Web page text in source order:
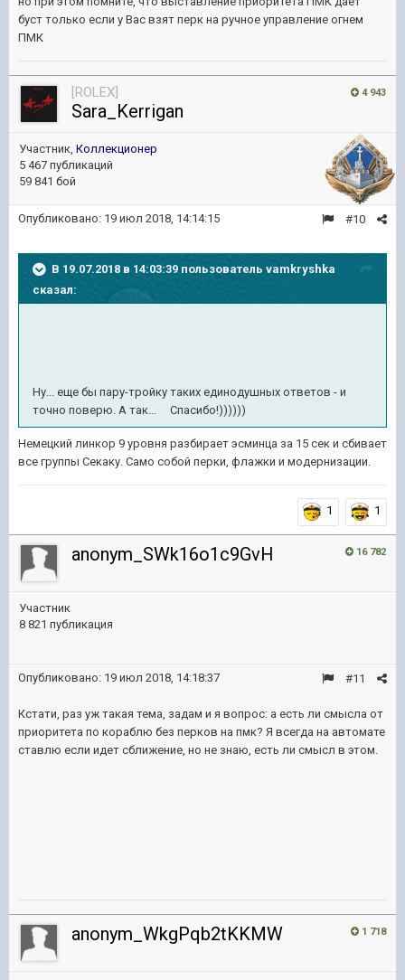
буст только если у Вас взят перк на ручное управление огнем
ПМК
4 943
[ROLEX]
Sara_Kerrigan
Участник, Коллекционер
5 467 публикаций
59 841 бой
#10
Опубликовано: 19 июл 2018, 14:14:15
В 19.07.2018 в 14:03:39 пользователь vamkryshka
сказал:
Ну... еще бы пару-тройку таких единодушных ответов - и
точно поверю. А так... Спасибо!))))))
Немецкий линкор 9 уровня разбирает эсминца за 15 сек и сбивает
все группы Секаку. Само собой перки, флажки и модернизации.
1 1
16 782
anonym_SWk16o1c9GvH
Участник
8 821 публикация
#11
Опубликовано: 19 июл 2018, 14:18:37
Кстати, раз уж такая тема, задам и я вопрос: а есть ли смысла от
приоритета по кораблю без перков на пмк? Я всегда на автомате
ставлю если идет сближение, но не знаю, есть ли смысл в этом.
1 718
anonym_WkgPqb2tKKMW